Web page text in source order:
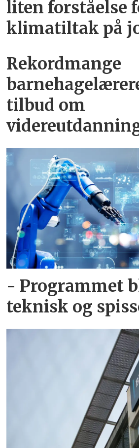
liten forståelse
klimatiltak på
Rekordmange
tilbud om
- Programmet
teknisk og